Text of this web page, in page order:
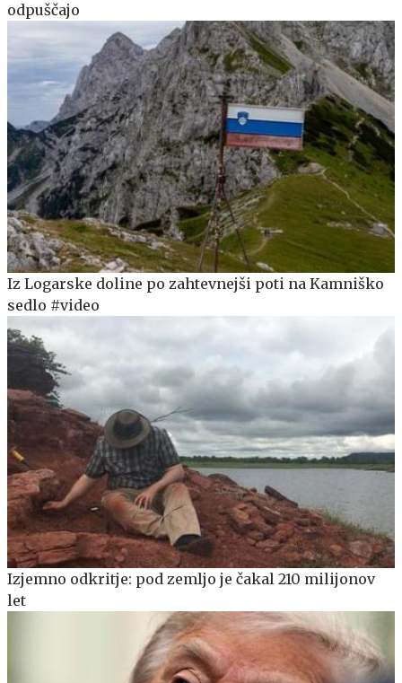
odpuščajo
Iz Logarske doline po zahtevnejši poti na Kamniško
sedlo #video
Izjemno odkritje: pod zemljo je čakal 210 milijonov
let